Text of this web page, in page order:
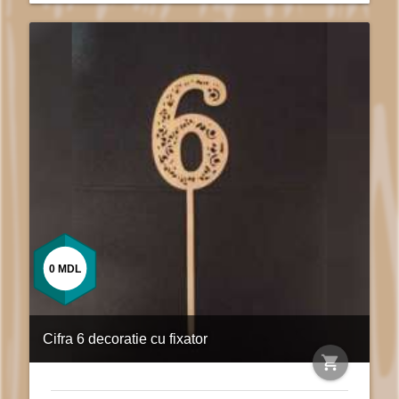
Cifra 6 decoratie cu fixator
shopping_cart
0 MDL